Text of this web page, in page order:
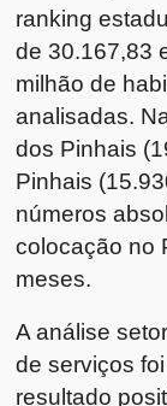
ranking
de 30.167,83
milhão de
analisadas.
dos Pinhais
Pinhais
números
colocação no
meses.
A análise
de serviços
resultado